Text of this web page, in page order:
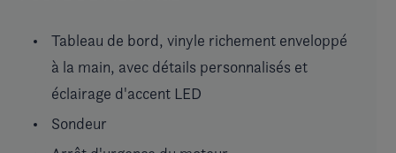
Tableau de bord, vinyle richement enveloppé
à la main, avec détails personnalisés et
éclairage d'accent LED
Sondeur